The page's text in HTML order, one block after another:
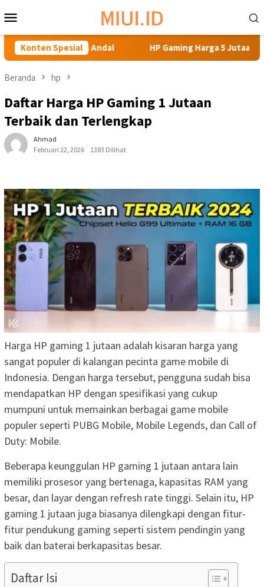
ke
kontenMobile
Konten Spesial
dan Andal HP Gaming Harga 5 Jutaan:
Beranda hp
Daftar Harga HP Gaming 1 Jutaan
Terbaik dan Terlengkap
Ahmad
Februari 22, 2026
1383 Dilihat
Harga HP gaming 1 jutaan adalah kisaran harga yang
sangat populer di kalangan pecinta game mobile di
Indonesia. Dengan harga tersebut, pengguna sudah bisa
mendapatkan HP dengan spesifikasi yang cukup
mumpuni untuk memainkan berbagai game mobile
populer seperti PUBG Mobile, Mobile Legends, dan Call of
Duty: Mobile.
Beberapa keunggulan HP gaming 1 jutaan antara lain
memiliki prosesor yang bertenaga, kapasitas RAM yang
besar, dan layar dengan refresh rate tinggi. Selain itu, HP
gaming 1 jutaan juga biasanya dilengkapi dengan fitur-
fitur pendukung gaming seperti sistem pendingin yang
baik dan baterai berkapasitas besar.
Daftar Isi